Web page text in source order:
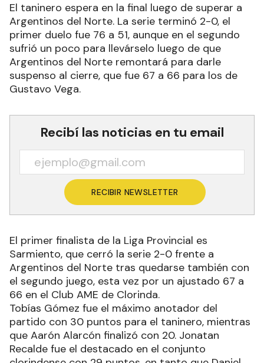
El taninero espera en la final luego de superar a
Argentinos del Norte. La serie terminó 2-0, el
primer duelo fue 76 a 51, aunque en el segundo
sufrió un poco para llevárselo luego de que
Argentinos del Norte remontará para darle
suspenso al cierre, que fue 67 a 66 para los de
Gustavo Vega.
Recibí las noticias en tu email
RECIBIR NEWSLETTER
El primer finalista de la Liga Provincial es
Sarmiento, que cerró la serie 2-0 frente a
Argentinos del Norte tras quedarse también con
el segundo juego, esta vez por un ajustado 67 a
66 en el Club AME de Clorinda.
Tobías Gómez fue el máximo anotador del
partido con 30 puntos para el taninero, mientras
que Aarón Alarcón finalizó con 20. Jonatan
Recalde fue el destacado en el conjunto